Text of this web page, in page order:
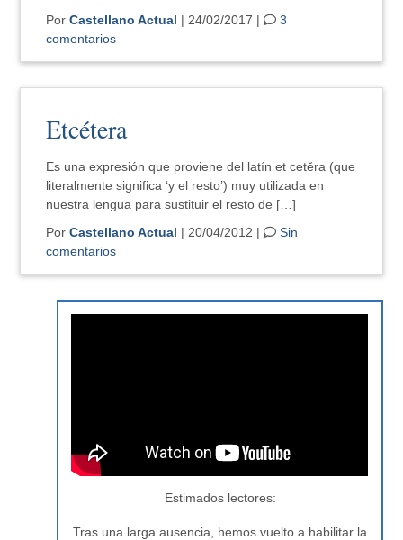
PorCastellano Actual | 24/02/2017 |
3
comentarios
Etcétera
Es una expresión que proviene del latín et cetĕra (que
literalmente significa ‘y el resto’) muy utilizada en
nuestra lengua para sustituir el resto de […]
PorCastellano Actual | 20/04/2012 |
Sin
comentarios
Estimados lectores:
Tras una larga ausencia, hemos vuelto a habilitar la